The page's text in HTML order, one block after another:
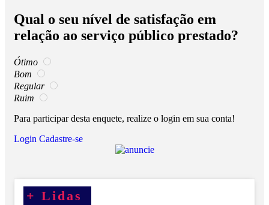
Qual o seu nível de satisfação em
relação ao serviço público prestado?
Ótimo
Bom
Regular
Ruim
Para participar desta enquete, realize o login em sua conta!
Login Cadastre-se
+ Lidas